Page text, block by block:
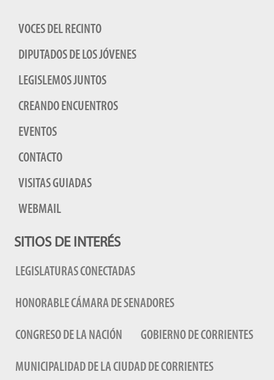
VOCES DEL RECINTO
DIPUTADOS DE LOS JÓVENES
LEGISLEMOS JUNTOS
CREANDO ENCUENTROS
EVENTOS
CONTACTO
VISITAS GUIADAS
WEBMAIL
SITIOS DE INTERÉS
LEGISLATURAS CONECTADAS
HONORABLE CÁMARA DE SENADORES
CONGRESO DE LA NACIÓN GOBIERNO DE CORRIENTES
MUNICIPALIDAD DE LA CIUDAD DE CORRIENTES